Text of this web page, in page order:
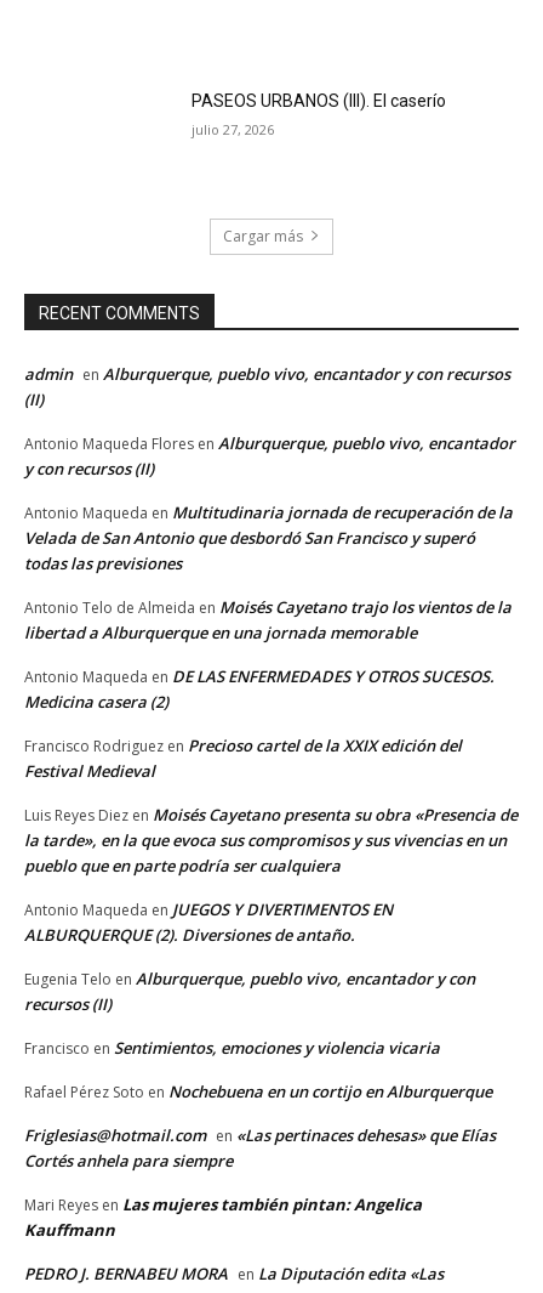
PASEOS URBANOS (III). El caserío
julio 27, 2026
Cargar más
RECENT COMMENTS
admin en Alburquerque, pueblo vivo, encantador y con recursos
(II)
Antonio Maqueda Flores en Alburquerque, pueblo vivo, encantador
y con recursos (II)
Antonio Maqueda en Multitudinaria jornada de recuperación de la
Velada de San Antonio que desbordó San Francisco y superó
todas las previsiones
Antonio Telo de Almeida en Moisés Cayetano trajo los vientos de la
libertad a Alburquerque en una jornada memorable
Antonio Maqueda en DE LAS ENFERMEDADES Y OTROS SUCESOS.
Medicina casera (2)
Francisco Rodriguez en Precioso cartel de la XXIX edición del
Festival Medieval
Luis Reyes Diez en Moisés Cayetano presenta su obra «Presencia de
la tarde», en la que evoca sus compromisos y sus vivencias en un
pueblo que en parte podría ser cualquiera
Antonio Maqueda en JUEGOS Y DIVERTIMENTOS EN
ALBURQUERQUE (2). Diversiones de antaño.
Eugenia Telo en Alburquerque, pueblo vivo, encantador y con
recursos (II)
Francisco en Sentimientos, emociones y violencia vicaria
Rafael Pérez Soto en Nochebuena en un cortijo en Alburquerque
Friglesias@hotmail.com en «Las pertinaces dehesas» que Elías
Cortés anhela para siempre
Mari Reyes en Las mujeres también pintan: Angelica
Kauffmann
PEDRO J. BERNABEU MORA en La Diputación edita «Las